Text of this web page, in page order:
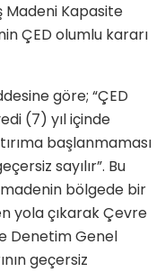
Madeni Kapasite
ÇED olumlu kararı
göre; “ÇED
(7) yıl içinde
başlanmaması
sayılır”. Bu
bölgede bir
yola çıkarak Çevre
Denetim Genel
geçersiz